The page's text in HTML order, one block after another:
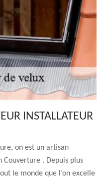
INSTALLATEUR
on est un artisan
. Depuis plus
le monde que l’on excelle